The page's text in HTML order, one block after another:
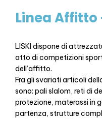
Linea Affitto
LISKI dispone di
atto di competizioni
dell’affitto.
Fra gli svariati articoli
sono: pali slalom, reti di
protezione, materassi in
partenza, strutture